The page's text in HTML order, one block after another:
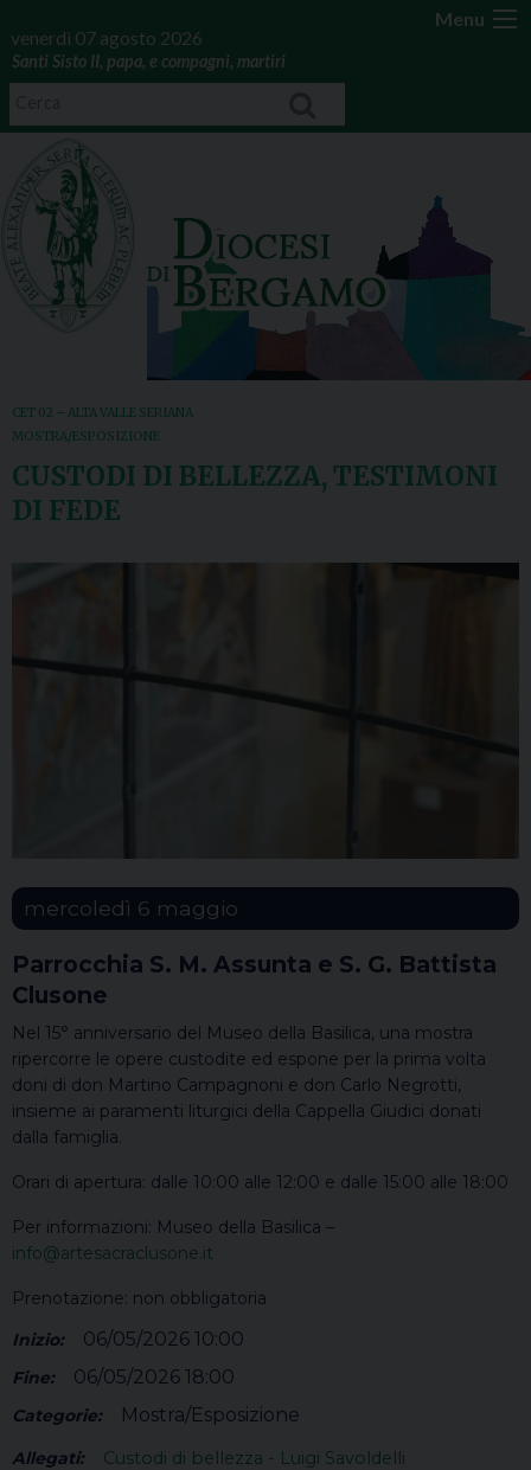
Menu
venerdì 07 agosto 2026
Santi Sisto II, papa, e compagni, martiri
CET 02 – ALTA VALLE SERIANA
MOSTRA/ESPOSIZIONE
CUSTODI DI BELLEZZA, TESTIMONI
DI FEDE
mercoledì 6 maggio
Parrocchia S. M. Assunta e S. G. Battista
Clusone
Nel 15° anniversario del Museo della Basilica, una mostra
ripercorre le opere custodite ed espone per la prima volta
doni di don Martino Campagnoni e don Carlo Negrotti,
insieme ai paramenti liturgici della Cappella Giudici donati
dalla famiglia.
Orari di apertura: dalle 10:00 alle 12:00 e dalle 15:00 alle 18:00
Per informazioni: Museo della Basilica –
info@artesacraclusone.it
Prenotazione: non obbligatoria
Inizio:
06/05/2026 10:00
Fine: 06/05/2026 18:00
Categorie: Mostra/Esposizione
Allegati:
Custodi di bellezza - Luigi Savoldelli